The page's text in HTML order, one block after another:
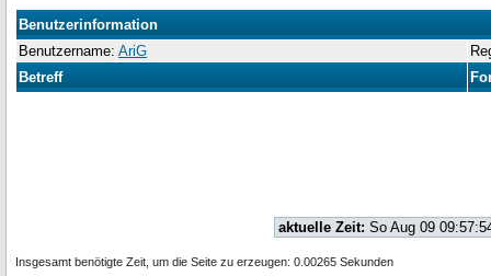
Benutzerinformation
Benutzername: AriG
Betreff
aktuelle Zeit: So Aug 09
Insgesamt benötigte Zeit, um die Seite zu erzeugen: 0.00265 Sekunden